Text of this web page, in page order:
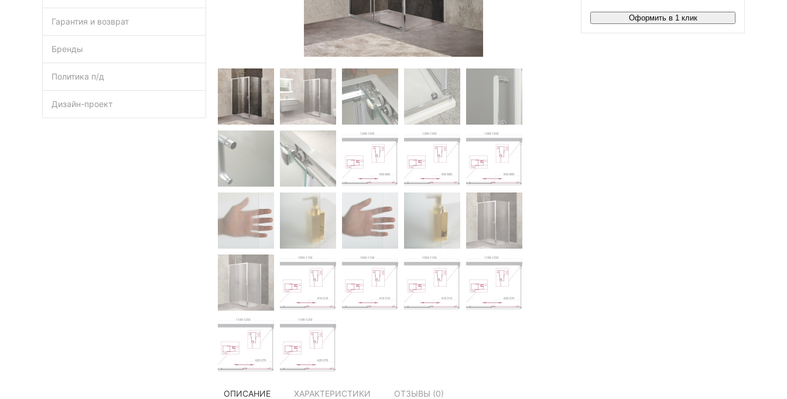
Оформить в 1 клик
ОПИСАНИЕ ХАРАКТЕРИСТИКИ ОТЗЫВЫ (0)
Гарантия и возврат
Бренды
Политика п/д
Дизайн-проект